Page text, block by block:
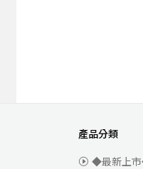
產品分類
◆最新上